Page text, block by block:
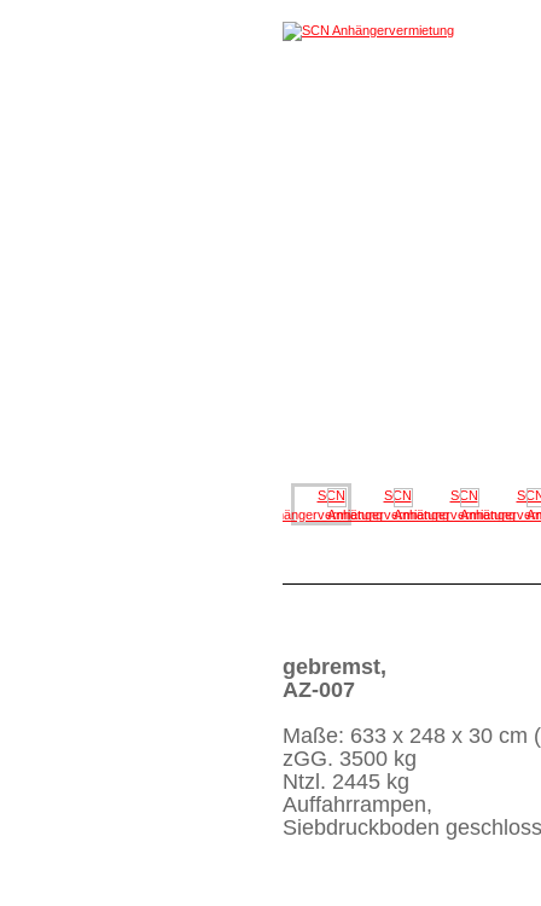
gebremst,
AZ-007
Maße: 633 x 248 x 30 cm
zGG. 3500 kg
Ntzl. 2445 kg
Auffahrrampen,
Siebdruckboden